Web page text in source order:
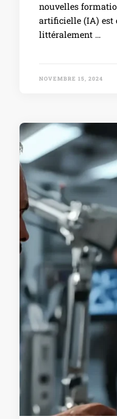
nouvelles
artificielle (IA) est
littéralement …
NOVEMBRE 15, 2024